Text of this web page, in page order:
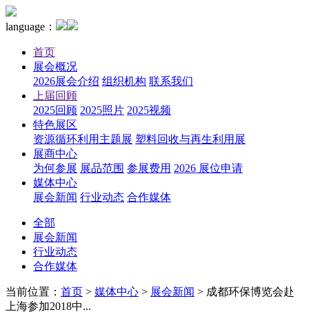
language：
首页
展会概况
2026展会介绍 组织机构 联系我们
上届回顾
2025回顾 2025照片 2025视频
特色展区
资源循环利用主题展 塑料回收与再生利用展
展商中心
为何参展 展品范围 参展费用 2026 展位申请
媒体中心
展会新闻 行业动态 合作媒体
全部
展会新闻
行业动态
合作媒体
当前位置： 首页 > 媒体中心 > 展会新闻 > 成都环保博览会赴
上海参加2018中...